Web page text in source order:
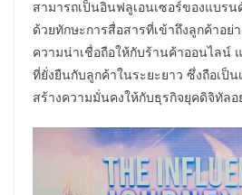
สามารถเป็นอินฟลูเอนเซอร์ของแบรน
ด้วยทักษะการสื่อสารที่เข้าถึงลูกค้าอย่
ความน่าเชื่อถือให้กับร้านค้าออนไลน์
ที่ยั่งยืนกับลูกค้าในระยะยาว ซึ่งถือเป็
สร้างความมั่นคงให้กับธุรกิจยุคดิจิทัลอ